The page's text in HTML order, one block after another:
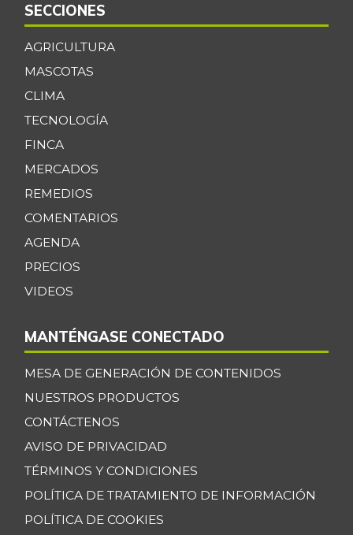
SECCIONES
AGRICULTURA
MASCOTAS
CLIMA
TECNOLOGÍA
FINCA
MERCADOS
REMEDIOS
COMENTARIOS
AGENDA
PRECIOS
VIDEOS
MANTÉNGASE CONECTADO
MESA DE GENERACIÓN DE CONTENIDOS
NUESTROS PRODUCTOS
CONTÁCTENOS
AVISO DE PRIVACIDAD
TÉRMINOS Y CONDICIONES
POLÍTICA DE TRATAMIENTO DE INFORMACIÓN
POLÍTICA DE COOKIES